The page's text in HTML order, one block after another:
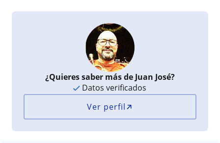
¿Quieres saber más de Juan José?
Datos verificados
Ver perfil